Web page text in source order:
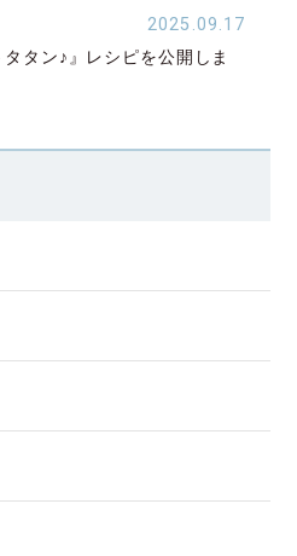
English
2025.09.17
タタン♪』レシピを公開しま